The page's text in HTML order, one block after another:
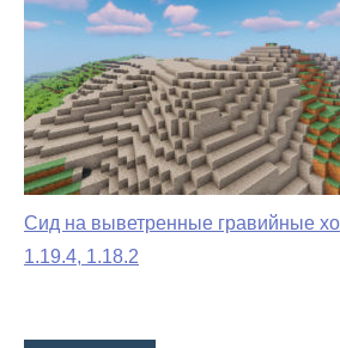
Сид на выветренные гравийные
1.19.4, 1.18.2